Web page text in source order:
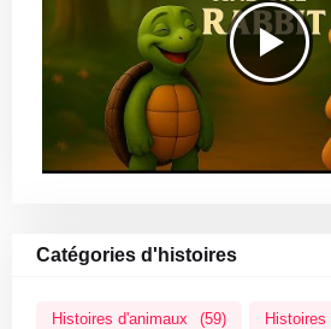
Catégories d'histoires
Histoires d'animaux (59) Histoires